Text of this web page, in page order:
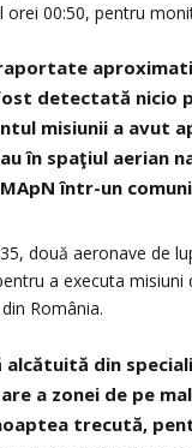
orei 00:50, pentru
detectată nicio
misiunii a avut
în spaţiul aerian
într-un
două aeronave de
a executa
România.
alcătuită din
a zonei de pe
trecută,